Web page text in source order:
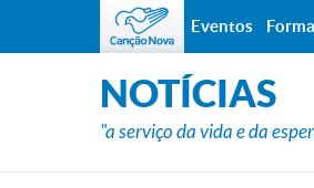
NOTÍCIAS
"a serviço da vida e da
Eventos